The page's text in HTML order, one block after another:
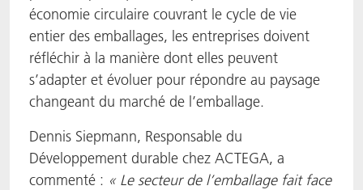
économie circulaire couvrant le cycle de vie
entier des emballages, les entreprises doivent
réfléchir à la manière dont elles peuvent
s’adapter et évoluer pour répondre au paysage
changeant du marché de l’emballage.
Dennis Siepmann, Responsable du
Développement durable chez ACTEGA, a
commenté : « Le secteur de l’emballage fait face